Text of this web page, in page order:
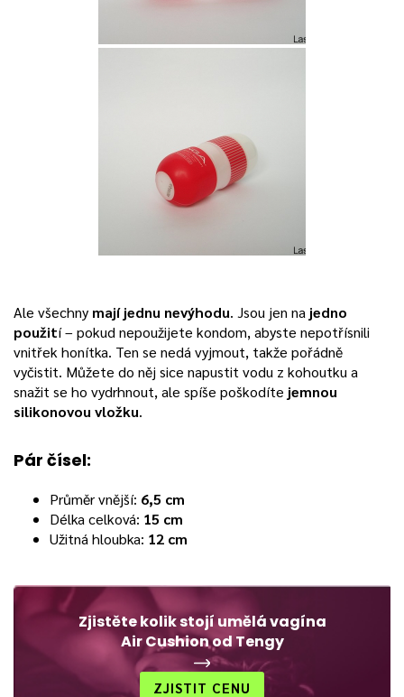
Ale všechny mají jednu nevýhodu. Jsou jen na jedno
použití – pokud nepoužijete kondom, abyste nepotřísnili
vnitřek honítka. Ten se nedá vyjmout, takže pořádně
vyčistit. Můžete do něj sice napustit vodu z kohoutku a
snažit se ho vydrhnout, ale spíše poškodíte jemnou
silikonovou vložku.
Pár čísel:
Průměr vnější: 6,5 cm
Délka celková: 15 cm
Užitná hloubka: 12 cm
Zjistěte kolik stojí umělá vagína
Air Cushion od Tengy
ZJISTIT CENU